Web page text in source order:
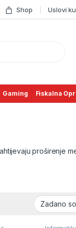
Shop Uslovi
Gaming Fiskalna
proširenje